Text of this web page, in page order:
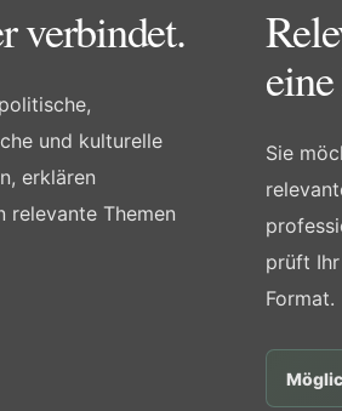
verbindet.
und kulturelle
erklären
relevante Themen
Sie
prüft
Format.